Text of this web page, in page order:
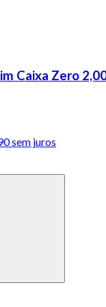
Caixa Zero
sem juros